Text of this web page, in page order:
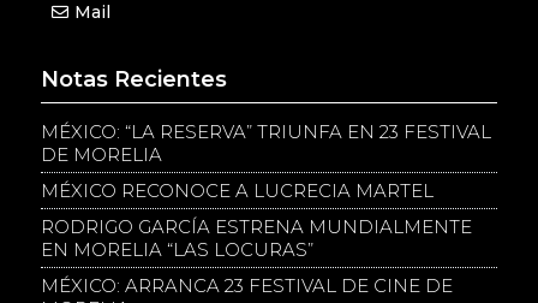
Mail
Notas Recientes
MÉXICO: “LA RESERVA” TRIUNFA EN 23 FESTIVAL
DE MORELIA
MÉXICO RECONOCE A LUCRECIA MARTEL
RODRIGO GARCÍA ESTRENA MUNDIALMENTE
EN MORELIA “LAS LOCURAS”
MÉXICO: ARRANCA 23 FESTIVAL DE CINE DE